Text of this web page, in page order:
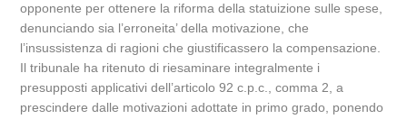
opponente per ottenere la riforma della statuizione sulle spese,
denunciando sia l’erroneita’ della motivazione, che
l’insussistenza di ragioni che giustificassero la compensazione.
Il tribunale ha ritenuto di riesaminare integralmente i
presupposti applicativi dell’articolo 92 c.p.c., comma 2, a
prescindere dalle motivazioni adottate in primo grado, ponendo